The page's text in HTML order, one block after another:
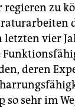
zu
letzten vier
deren
so sehr im